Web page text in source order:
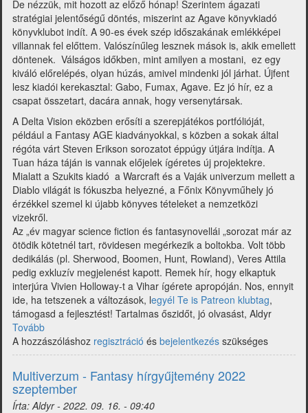
De nézzük, mit hozott az előző hónap! Szerintem ágazati
stratégiai jelentőségű döntés, miszerint az Agave könyvkiadó
könyvklubot indít. A 90-es évek szép időszakának emlékképei
villannak fel előttem. Valószínűleg lesznek mások is, akik emellett
döntenek. Válságos időkben, mint amilyen a mostani, ez egy
kiváló előrelépés, olyan húzás, amivel mindenki jól járhat. Újfent
lesz kiadói kerekasztal: Gabo, Fumax, Agave. Ez jó hír, ez a
csapat összetart, dacára annak, hogy versenytársak.
A Delta Vision eközben erősíti a szerepjátékos portfólióját,
például a Fantasy AGE kiadványokkal, s közben a sokak által
régóta várt Steven Erikson sorozatot éppúgy útjára indítja. A
Tuan háza táján is vannak előjelek ígéretes új projektekre.
Mialatt a Szukits kiadó a Warcraft és a Vaják univerzum mellett a
Diablo világát is fókuszba helyezné, a Főnix Könyvműhely jó
érzékkel szemel ki újabb könyves tételeket a nemzetközi
vizekről.
Az „év magyar science fiction és fantasynovellái „sorozat már az
ötödik kötetnél tart, rövidesen megérkezik a boltokba. Volt több
dedikálás (pl. Sherwood, Boomen, Hunt, Rowland), Veres Attila
pedig exkluzív megjelenést kapott. Remek hír, hogy elkaptuk
interjúra Vivien Holloway-t a Vihar ígérete apropóján. Nos, ennyit
ide, ha tetszenek a változások, legyél Te is Patreon klubtag,
támogasd a fejlesztést! Tartalmas őszidőt, jó olvasást, Aldyr
Tovább
-
Fantasy
hírgyűjtemény
2022
október)
A hozzászóláshoz regisztráció és bejelentkezés szükséges
Multiverzum - Fantasy hírgyűjtemény 2022
szeptember
Írta:Aldyr- 2022. 09. 16. - 09:40